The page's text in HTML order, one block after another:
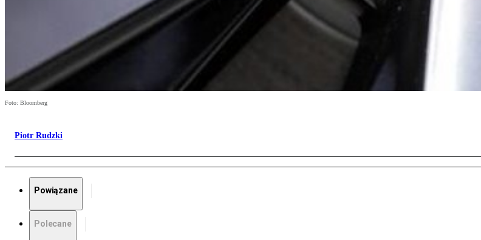
Foto: Bloomberg
Piotr Rudzki
Powiązane
Polecane